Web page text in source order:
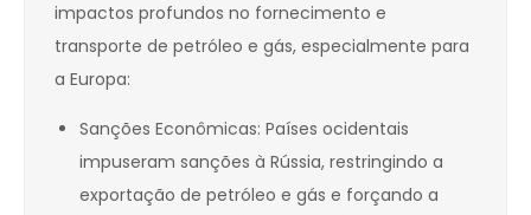
impactos profundos no fornecimento e
transporte de petróleo e gás, especialmente para
a Europa:
Sanções Econômicas: Países ocidentais
impuseram sanções à Rússia, restringindo a
exportação de petróleo e gás e forçando a